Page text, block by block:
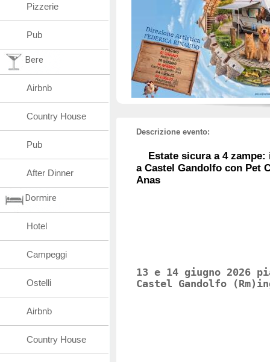
Descrizione evento:
Estate sicura a 4
a Castel Gandolfo con Pet
Anas
13 e 14 giugno 2026
Castel Gandolfo
Pizzerie
Pub
Bere
Airbnb
Country House
Pub
After Dinner
Dormire
Hotel
Campeggi
Ostelli
Airbnb
Country House